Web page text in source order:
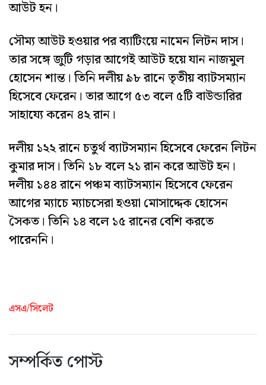
আউট হন।
সৌম্য আউট হওয়ার পর ব্যাটিংয়ে নামেন লিটন দাস।
তার সঙ্গে জুটি গড়ার আগেই আউট হয়ে যান নাজমুল
হোসেন শান্ত। তিনি দলীয় ৯৮ রানে তৃতীয় ব্যাটসম্যান
হিসেবে ফেরেন। তার আগে ৫৩ বলে ৫টি বাউন্ডারির
সাহায্যে করেন ৪২ রান।
দলীয় ১২২ রানে চতুর্থ ব্যাটসম্যান হিসেবে ফেরেন লিটন
কুমার দাস। তিনি ১৮ বলে ২১ রান করে আউট হন।
দলীয় ১৪৪ রানে পঞ্চম ব্যাটসম্যান হিসেবে ফেরেন
আগের ম্যাচে ম্যাচসেরা হওয়া মোসাদ্দেক হোসেন
সৈকত। তিনি ১৪ বলে ১৫ রানের বেশি করতে
পারেননি।
এসএ/সিলেট
সম্পর্কিত পোস্ট